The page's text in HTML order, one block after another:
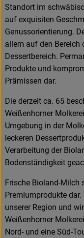
Standort im
auf exquisiten
Genussorientierung.
allem auf den Bereich
Dessertbereich.
Produkte und
Prämissen dar.
Die derzeit ca. 65
Weißenhorner
Umgebung in der
leckeren
Verarbeitung der
Bodenständigkeit
Frische Bioland-Milch
Premiumprodukte
unserer Region und
Weißenhorner
Nord- und eine Süd-